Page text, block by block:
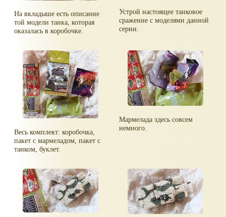
На вкладыше есть описание
той модели танка, которая
оказалась в коробочке.
Устрой настоящее танковое
сражение с моделями данной
серии.
Весь комплект: коробочка,
пакет с мармеладом, пакет с
танком, буклет.
Мармелада здесь совсем
немного.